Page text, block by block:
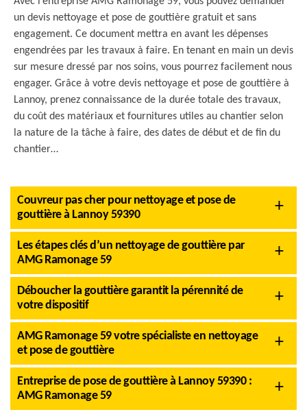
un devis nettoyage et pose de gouttière gratuit et sans
engagement. Ce document mettra en avant les dépenses
engendrées par les travaux à faire. En tenant en main un devis
sur mesure dressé par nos soins, vous pourrez facilement nous
engager. Grâce à votre devis nettoyage et pose de gouttière à
Lannoy, prenez connaissance de la durée totale des travaux,
du coût des matériaux et fournitures utiles au chantier selon
la nature de la tâche à faire, des dates de début et de fin du
chantier…
Couvreur pas cher pour nettoyage et pose de
gouttière à Lannoy 59390
Les étapes clés d’un nettoyage de gouttière par
AMG Ramonage 59
Déboucher la gouttière garantit la pérennité de
votre dispositif
AMG Ramonage 59 votre spécialiste en nettoyage
et pose de gouttière
Entreprise de pose de gouttière à Lannoy 59390 :
AMG Ramonage 59